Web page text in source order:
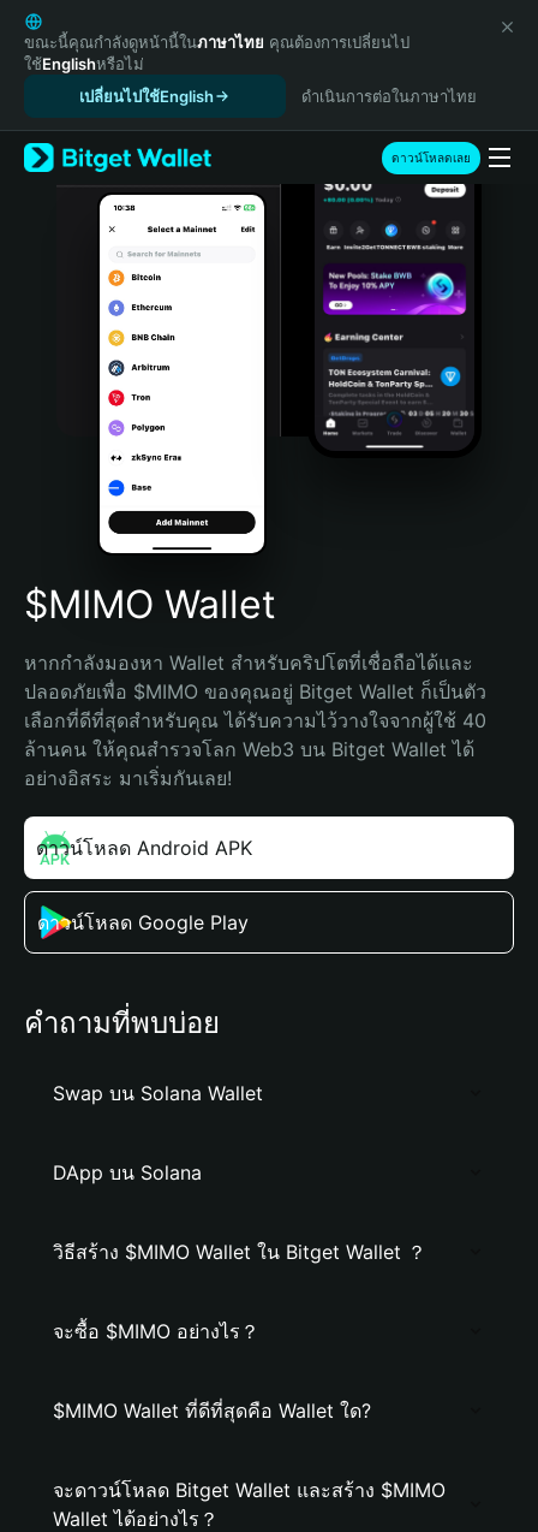
English
日本語
Tiếng Việt
Español (Latinoamérica)
Türkçe
Italiano
Português (Portugal)
Bahasa Indonesia
Português (Brasil)
Español (Argentina)
ขณะนี้คุณกำลังดูหน้านี้ในภาษาไทย คุณต้องการเปลี่ยนไป
ใช้Englishหรือไม่
เปลี่ยนไปใช้English
ดำเนินการต่อในภาษาไทย
ดาวน์โหลดเลย
$MIMO Wallet
หากกำลังมองหา Wallet สำหรับคริปโตที่เชื่อถือได้และ
ปลอดภัยเพื่อ $MIMO ของคุณอยู่ Bitget Wallet ก็เป็นตัว
เลือกที่ดีที่สุดสำหรับคุณ ได้รับความไว้วางใจจากผู้ใช้ 40
ล้านคน ให้คุณสำรวจโลก Web3 บน Bitget Wallet ได้
อย่างอิสระ มาเริ่มกันเลย!
ดาวน์โหลด Android APK
ดาวน์โหลด Google Play
คำถามที่พบบ่อย
Swap บน Solana Wallet
DApp บน Solana
วิธีสร้าง $MIMO Wallet ใน Bitget Wallet ？
จะซื้อ $MIMO อย่างไร？
$MIMO Wallet ที่ดีที่สุดคือ Wallet ใด?
จะดาวน์โหลด Bitget Wallet และสร้าง $MIMO
Wallet ได้อย่างไร？